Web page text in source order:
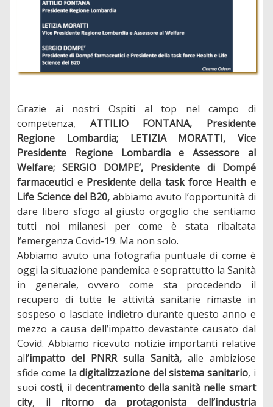
Grazie ai nostri Ospiti al top nel campo di
competenza, ATTILIO FONTANA, Presidente
Regione Lombardia; LETIZIA MORATTI, Vice
Presidente Regione Lombardia e Assessore al
Welfare; SERGIO DOMPE’, Presidente di Dompé
farmaceutici e Presidente della task force Health e
Life Science del B20, abbiamo avuto l’opportunità di
dare libero sfogo al giusto orgoglio che sentiamo
tutti noi milanesi per come è stata ribaltata
l’emergenza Covid-19. Ma non solo.
Abbiamo avuto una fotografia puntuale di come è
oggi la situazione pandemica e soprattutto la Sanità
in generale, ovvero come sta procedendo il
recupero di tutte le attività sanitarie rimaste in
sospeso o lasciate indietro durante questo anno e
mezzo a causa dell’impatto devastante causato dal
Covid. Abbiamo ricevuto notizie importanti relative
all’impatto del PNRR sulla Sanità, alle ambiziose
sfide come ladigitalizzazione del sistema sanitario, i
suoi costi, il decentramento della sanità nelle smart
city, il ritorno da protagonista dell’industria